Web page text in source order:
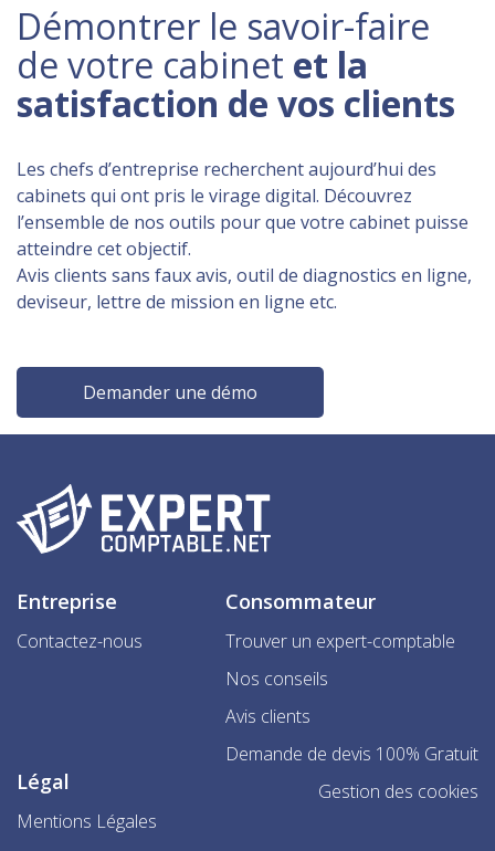
Démontrer le savoir-faire
de votre cabinet et la
satisfaction de vos clients
Les chefs d’entreprise recherchent aujourd’hui des
cabinets qui ont pris le virage digital. Découvrez
l’ensemble de nos outils pour que votre cabinet puisse
atteindre cet objectif.
Avis clients sans faux avis, outil de diagnostics en ligne,
deviseur, lettre de mission en ligne etc.
Demander une démo
Entreprise
Contactez-nous
Consommateur
Trouver un expert-comptable
Nos conseils
Avis clients
Demande de devis 100% Gratuit
Légal
Mentions Légales
Gestion des cookies